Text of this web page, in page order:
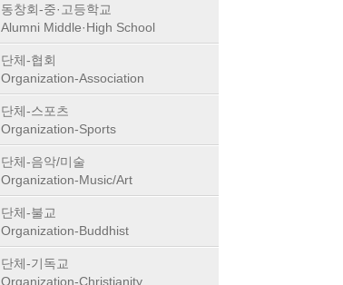
동창회-중·고등학교
Alumni Middle·High School
단체-협회
Organization-Association
단체-스포츠
Organization-Sports
단체-음악/미술
Organization-Music/Art
단체-불교
Organization-Buddhist
단체-기독교
Organization-Christianity